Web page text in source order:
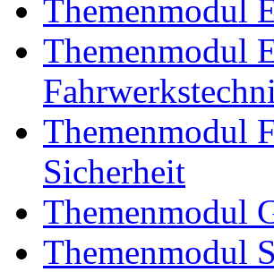
Themenmodul
Themenmodul
Themenmodul
Sicherheit
Themenmodul
Themenmodul